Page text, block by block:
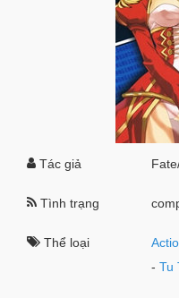
Tác giả
Tình trạng
Thể loại
-Tu